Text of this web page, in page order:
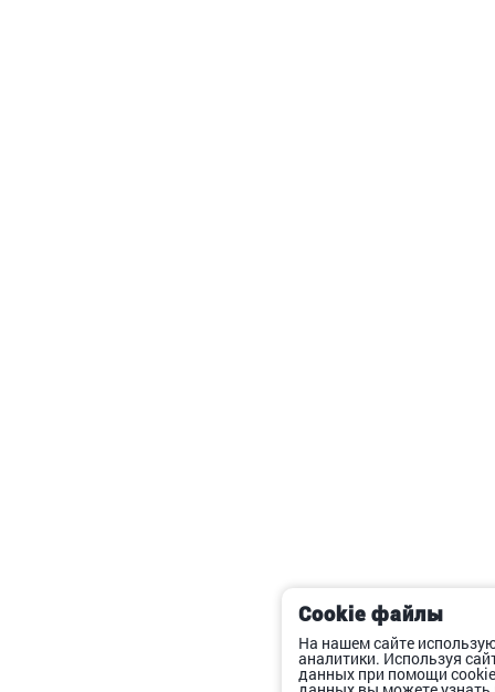
Cookie файлы
На нашем сайте
аналитики. Используя
данных при помощи